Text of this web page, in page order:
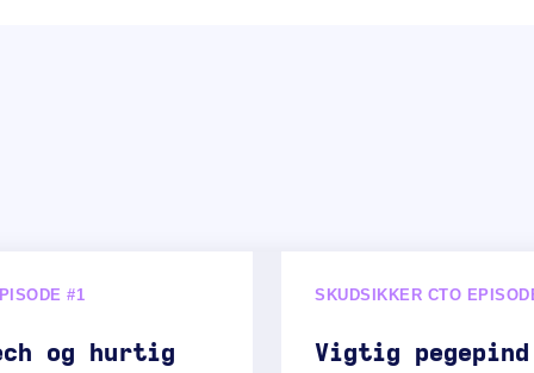
#1
og hurtig
SKUDSIKKER CTO
Vigtig